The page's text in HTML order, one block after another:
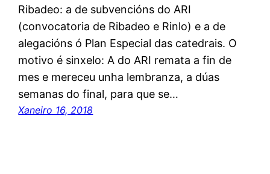
Ribadeo: a de subvencións do ARI
(convocatoria de Ribadeo e Rinlo) e a de
alegacións ó Plan Especial das catedrais. O
motivo é sinxelo: A do ARI remata a fin de
mes e mereceu unha lembranza, a dúas
semanas do final, para que se…
Xaneiro 16, 2018